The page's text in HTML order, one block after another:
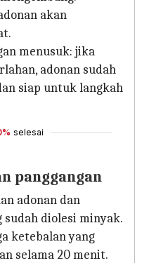
akan
menusuk: jika
adonan sudah
siap untuk langkah
selesai
panggangan
adonan dan
sudah diolesi minyak.
ketebalan yang
selama 20 menit.